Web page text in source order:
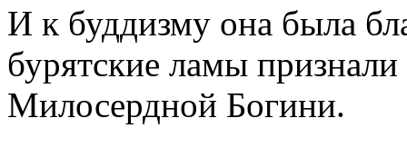
И к буддизму она была
бурятские ламы
Милосердной Богини.